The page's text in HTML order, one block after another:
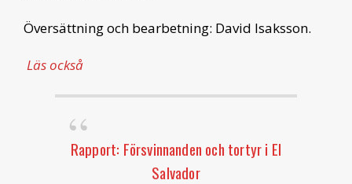
Översättning och bearbetning: David Isaksson.
Läs också
Rapport: Försvinnanden och tortyr i El
Salvador